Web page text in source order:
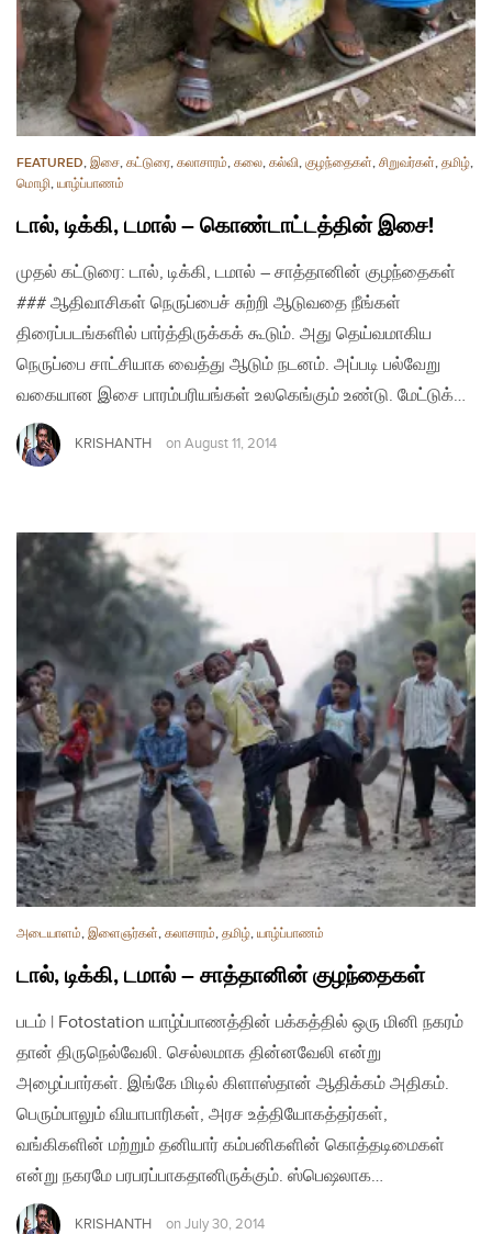
FEATURED, இசை, கட்டுரை, கலாசாரம், கலை, கல்வி, குழந்தைகள், சிறுவர்கள், தமிழ்,
மொழி, யாழ்ப்பாணம்
டால், டிக்கி, டமால் – கொண்டாட்டத்தின் இசை!
முதல் கட்டுரை: டால், டிக்கி, டமால் – சாத்தானின் குழந்தைகள்
### ஆதிவாசிகள் நெருப்பைச் சுற்றி ஆடுவதை நீங்கள்
திரைப்படங்களில் பார்த்திருக்கக் கூடும். அது தெய்வமாகிய
நெருப்பை சாட்சியாக வைத்து ஆடும் நடனம். அப்படி பல்வேறு
வகையான இசை பாரம்பரியங்கள் உலகெங்கும் உண்டு. மேட்டுக்…
KRISHANTH on August 11, 2014
அடையாளம், இளைஞர்கள், கலாசாரம், தமிழ், யாழ்ப்பாணம்
டால், டிக்கி, டமால் – சாத்தானின் குழந்தைகள்
படம் | Fotostation யாழ்ப்பாணத்தின் பக்கத்தில் ஒரு மினி நகரம்
தான் திருநெல்வேலி. செல்லமாக தின்னவேலி என்று
அழைப்பார்கள். இங்கே மிடில் கிளாஸ்தான் ஆதிக்கம் அதிகம்.
பெரும்பாலும் வியாபாரிகள், அரச உத்தியோகத்தர்கள்,
வங்கிகளின் மற்றும் தனியார் கம்பனிகளின் கொத்தடிமைகள்
என்று நகரமே பரபரப்பாகதானிருக்கும். ஸ்பெஷலாக…
KRISHANTH on July 30, 2014